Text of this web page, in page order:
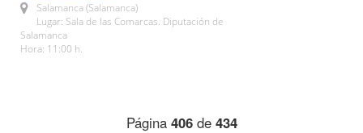
Salamanca (Salamanca)
Lugar: Sala de las Comarcas. Diputación de
Salamanca
Hora: 11:00 h.
Página 406de 434